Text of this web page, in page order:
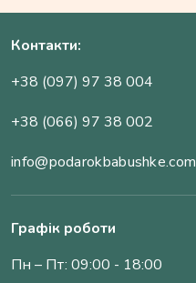
Контакти:
+38 (097) 97 38 004
+38 (066) 97 38 002
info@podarokbabushke.com
Графік роботи
Пн – Пт: 09:00 - 18:00